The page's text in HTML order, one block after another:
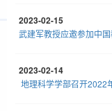
2023-02-15
武建军教授应邀参加中
2023-02-14
地理科学学部召开2022